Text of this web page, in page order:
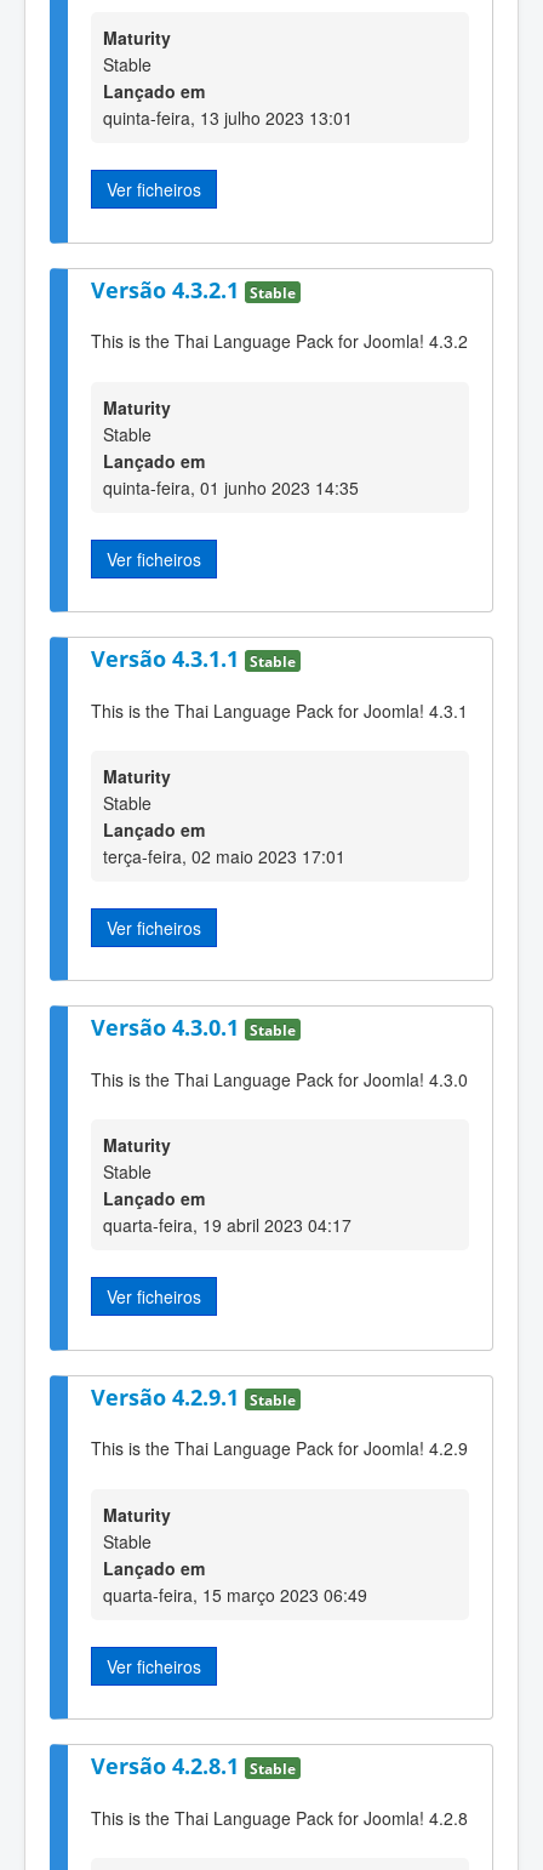
Maturity
Stable
Lançado em
quinta-feira, 13 julho 2023 13:01
Ver ficheiros
Versão 4.3.2.1 Stable
This is the Thai Language Pack for Joomla! 4.3.2
Maturity
Stable
Lançado em
quinta-feira, 01 junho 2023 14:35
Ver ficheiros
Versão 4.3.1.1 Stable
This is the Thai Language Pack for Joomla! 4.3.1
Maturity
Stable
Lançado em
terça-feira, 02 maio 2023 17:01
Ver ficheiros
Versão 4.3.0.1 Stable
This is the Thai Language Pack for Joomla! 4.3.0
Maturity
Stable
Lançado em
quarta-feira, 19 abril 2023 04:17
Ver ficheiros
Versão 4.2.9.1 Stable
This is the Thai Language Pack for Joomla! 4.2.9
Maturity
Stable
Lançado em
quarta-feira, 15 março 2023 06:49
Ver ficheiros
Versão 4.2.8.1 Stable
This is the Thai Language Pack for Joomla! 4.2.8